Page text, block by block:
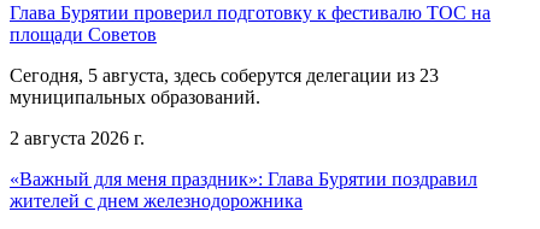
Глава Бурятии проверил подготовку к фестивалю ТОС на
площади Советов
Сегодня, 5 августа, здесь соберутся делегации из 23
муниципальных образований.
2 августа 2026 г.
«Важный для меня праздник»: Глава Бурятии поздравил
жителей с днем железнодорожника